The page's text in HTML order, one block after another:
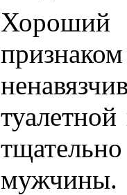
Хороший
мужчины.